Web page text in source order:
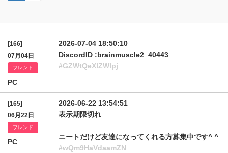
[166]
07月04日
フレンド
PC
2026-07-04 18:50:10
DiscordID :brainmuscle2_40443
#GZWtQeXlZWlpj
[165]
06月22日
フレンド
PC
2026-06-22 13:54:51
表示期限切れ
ニートだけど友達になってくれる方募集中です^ ^
#wQm9HaVdaamZN